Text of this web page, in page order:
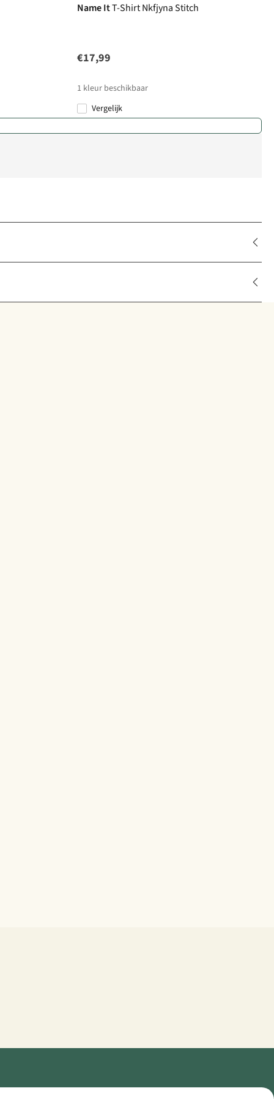
Name ItT-Shirt Nkfjyna Stitch
€17,99
1 kleur beschikbaar
Vergelijk